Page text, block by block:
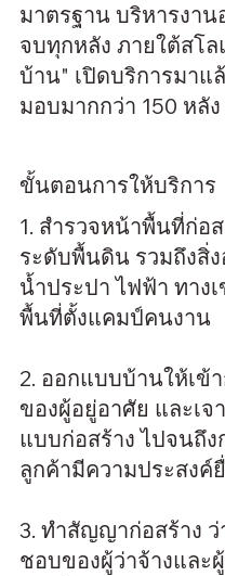
ขั้นตอนการให้บริการ
1. สำรวจหน้าพื้นที่ก่อ
ระดับพื้นดิน รวมถึงสิ่
น้ำประปา ไฟฟ้า ทาง
พื้นที่ตั้งแคมป์คนงาน
2. ออกแบบบ้านให้เข้
ของผู้อยู่อาศัย และเ
แบบก่อสร้าง ไปจนถึ
ลูกค้ามีความประสงค์
3. ทำสัญญาก่อสร้าง
ชอบของผู้ว่าจ้างและ
มาตรฐาน บริหารงาน
จบทุกหลัง ภายใต้สโ
บ้าน" เปิดบริการมาแ
มอบมากกว่า 150 หลัง